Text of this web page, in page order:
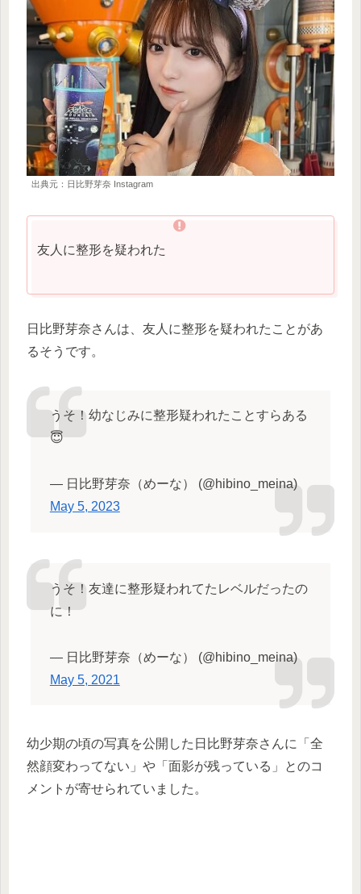
出典元：日比野芽奈 Instagram
友人に整形を疑われた
日比野芽奈さんは、友人に整形を疑われたことがあ
るそうです。
うそ！幼なじみに整形疑われたことすらある
😇
— 日比野芽奈（めーな） (@hibino_meina)
May 5, 2023
うそ！友達に整形疑われてたレベルだったの
に！
— 日比野芽奈（めーな） (@hibino_meina)
May 5, 2021
幼少期の頃の写真を公開した日比野芽奈さんに「全
然顔変わってない」や「面影が残っている」とのコ
メントが寄せられていました。